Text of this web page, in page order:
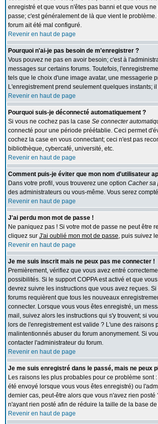
enregistré et que vous n'êtes pas banni et que vous
passe; c'est généralement de là que vient le
forum ait été mal configuré.
Revenir en haut de page
Pourquoi n'ai-je pas besoin de m'enregistrer ?
Vous pouvez ne pas en avoir besoin; c'est à
messages sur certains forums. Toutefois,
tels que le choix d'une image avatar, une messagerie
L'enregistrement prend seulement quelques instants;
Revenir en haut de page
Pourquoi suis-je déconnecté automatiquement ?
Si vous ne cochez pas la case Se connecter
connecté pour une période préétablie. Ceci permet
cochez la case en vous connectant; ceci n'est pas
bibliothèque, cybercafé, université, etc.
Revenir en haut de page
Comment puis-je éviter que mon nom d'utilisateur
Dans votre profil, vous trouverez une option Cacher sa
des administrateurs ou vous-même. Vous serez
Revenir en haut de page
J'ai perdu mon mot de passe !
Ne paniquez pas ! Si votre mot de passe ne peut être
cliquez sur J'ai oublié mon mot de passe, puis suivez
Revenir en haut de page
Je me suis inscrit mais ne peux pas me connecter !
Premièrement, vérifiez que vous avez entré
possibilités. Si le support COPPA est activé et que
devrez suivre les instructions que vous avez reçues.
forums requièrent que tous les nouveaux
connecter. Lorsque vous vous êtes enregistré, un
mail, suivez alors les instructions qui s'y trouvent; si
lors de l'enregistrement est valide ? L'une des
malintentionnés abuser du forum anonymement. Si
contacter l'administrateur du forum.
Revenir en haut de page
Je me suis enregistré dans le passé, mais ne peux
Les raisons les plus probables pour ce problème
été envoyé lorsque vous vous êtes enregistré) ou
dernier cas, peut-être alors que vous n'avez rien
n'ayant rien posté afin de réduire la taille de la base
Revenir en haut de page